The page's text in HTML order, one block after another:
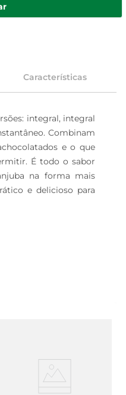
Características
integral, integral
Combinam
e o que
É todo o sabor
na forma mais
e delicioso para